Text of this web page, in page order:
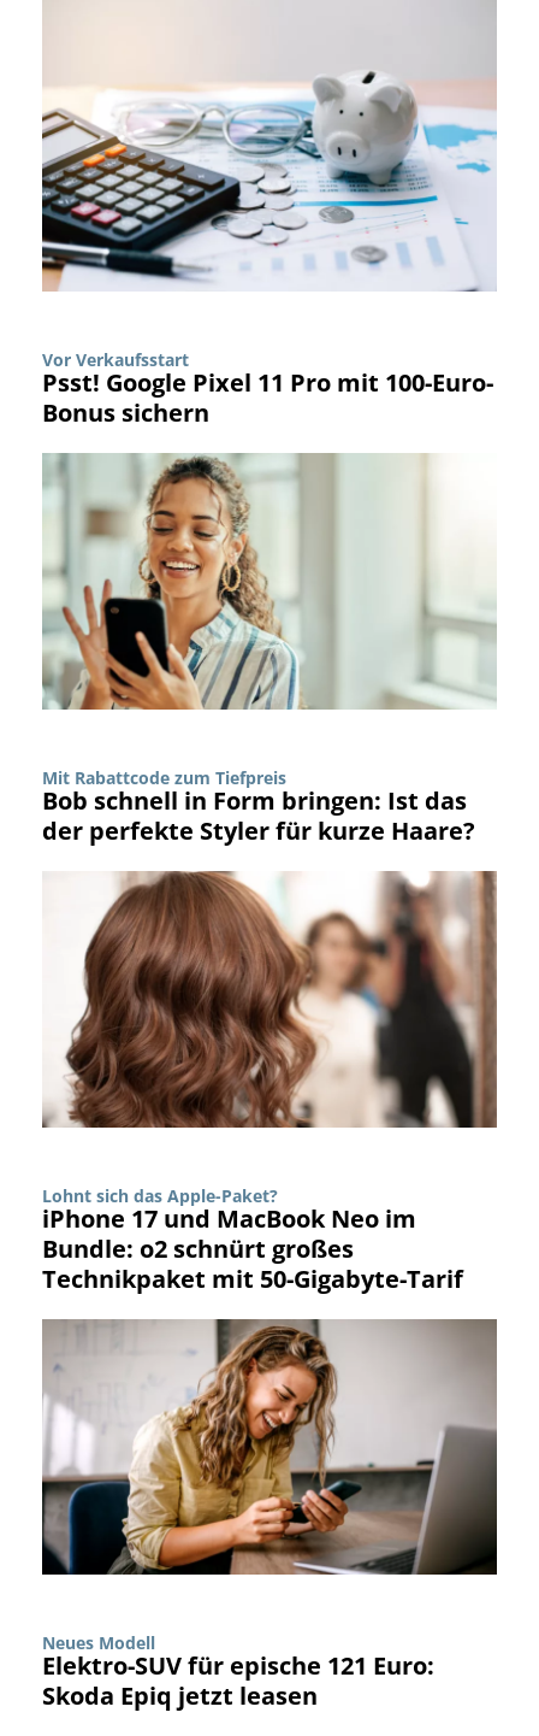
Vor Verkaufsstart
Psst! Google Pixel 11 Pro mit 100-Euro-
Bonus sichern
Mit Rabattcode zum Tiefpreis
Bob schnell in Form bringen: Ist das
der perfekte Styler für kurze Haare?
Lohnt sich das Apple-Paket?
iPhone 17 und MacBook Neo im
Bundle: o2 schnürt großes
Technikpaket mit 50-Gigabyte-Tarif
Neues Modell
Elektro-SUV für epische 121 Euro:
Skoda Epiq jetzt leasen